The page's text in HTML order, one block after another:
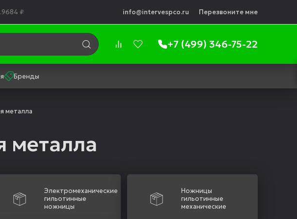
₽ info@intervespco.ru Перезвоните мне
+7 (499) 346-75-22
Бренды
металла
металла
Электромеханические
гильотинные
ножницы
Ножницы
гильотинные
механические